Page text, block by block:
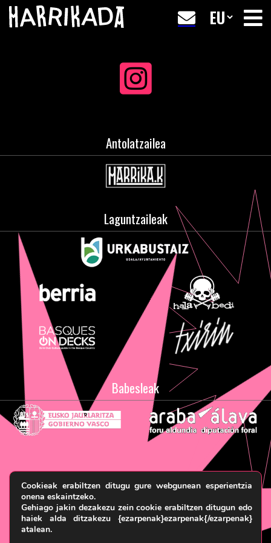
Antolatzailea
Laguntzaileak
Babesleak
Legezko oharra eta pribatasun politika
Terminoak eta
Baldintzak
Cookie politika © HARRIKA KOLEKTIBOA, 2026
Cookieak erabiltzen ditugu gure webgunean esperientzia
onena eskaintzeko.
Gehiago jakin dezakezu zein cookie erabiltzen ditugun edo
haiek alda ditzakezu {ezarpenak}ezarpenak{/ezarpenak}
atalean.